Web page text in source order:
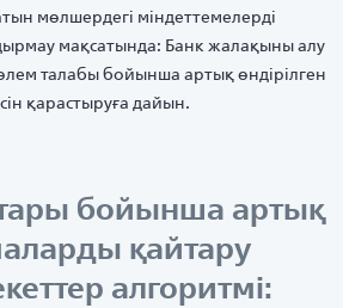
мөлшердегі міндеттемелерді
мақсатында: Банк жалақыны алу
талабы бойынша артық өндірілген
қарастыруға дайын.
бойынша артық
қайтару
алгоритмі: